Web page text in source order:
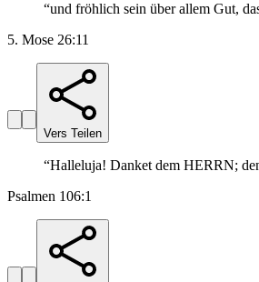
“und fröhlich sein über allem Gut,
5. Mose 26:11
Vers Teilen
“Halleluja! Danket dem HERRN;
Psalmen 106:1